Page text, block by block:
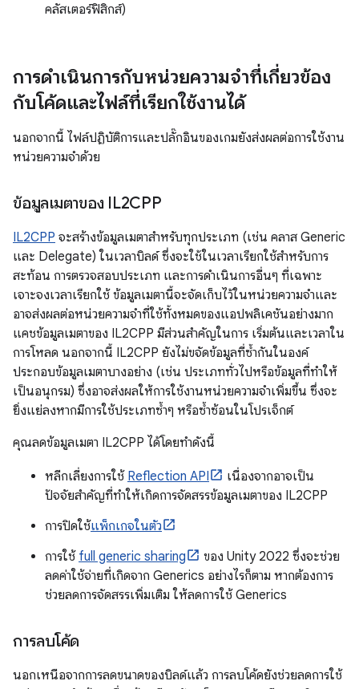
คลัสเตอร์ฟิสิกส์)
การดำเนินการกับหน่วยความจำที่เกี่ยวข้อง
กับโค้ดและไฟล์ที่เรียกใช้งานได้
นอกจากนี้ ไฟล์ปฏิบัติการและปลั๊กอินของเกมยังส่งผลต่อการใช้งาน
หน่วยความจำด้วย
ข้อมูลเมตาของ IL2CPP
IL2CPP จะสร้างข้อมูลเมตาสำหรับทุกประเภท (เช่น คลาส Generic
และ Delegate) ในเวลาบิลด์ ซึ่งจะใช้ในเวลาเรียกใช้สำหรับการ
สะท้อน การตรวจสอบประเภท และการดำเนินการอื่นๆ ที่เฉพาะ
เจาะจงเวลาเรียกใช้ ข้อมูลเมตานี้จะจัดเก็บไว้ในหน่วยความจำและ
อาจส่งผลต่อหน่วยความจำที่ใช้ทั้งหมดของแอปพลิเคชันอย่างมาก
แคชข้อมูลเมตาของ IL2CPP มีส่วนสำคัญในการ เริ่มต้นและเวลาใน
การโหลด นอกจากนี้ IL2CPP ยังไม่ขจัดข้อมูลที่ซ้ำกันในองค์
ประกอบข้อมูลเมตาบางอย่าง (เช่น ประเภททั่วไปหรือข้อมูลที่ทำให้
เป็นอนุกรม) ซึ่งอาจส่งผลให้การใช้งานหน่วยความจำเพิ่มขึ้น ซึ่งจะ
ยิ่งแย่ลงหากมีการใช้ประเภทซ้ำๆ หรือซ้ำซ้อนในโปรเจ็กต์
คุณลดข้อมูลเมตา IL2CPP ได้โดยทำดังนี้
หลีกเลี่ยงการใช้ Reflection API
เนื่องจากอาจเป็น
ปัจจัยสำคัญที่ทำให้เกิดการจัดสรรข้อมูลเมตาของ IL2CPP
การปิดใช้แพ็กเกจในตัว
การใช้ full generic sharing
ของ Unity 2022 ซึ่งจะช่วย
ลดค่าใช้จ่ายที่เกิดจาก Generics อย่างไรก็ตาม หากต้องการ
ช่วยลดการจัดสรรเพิ่มเติม ให้ลดการใช้ Generics
การลบโค้ด
นอกเหนือจากการลดขนาดของบิลด์แล้ว การลบโค้ดยังช่วยลดการใช้